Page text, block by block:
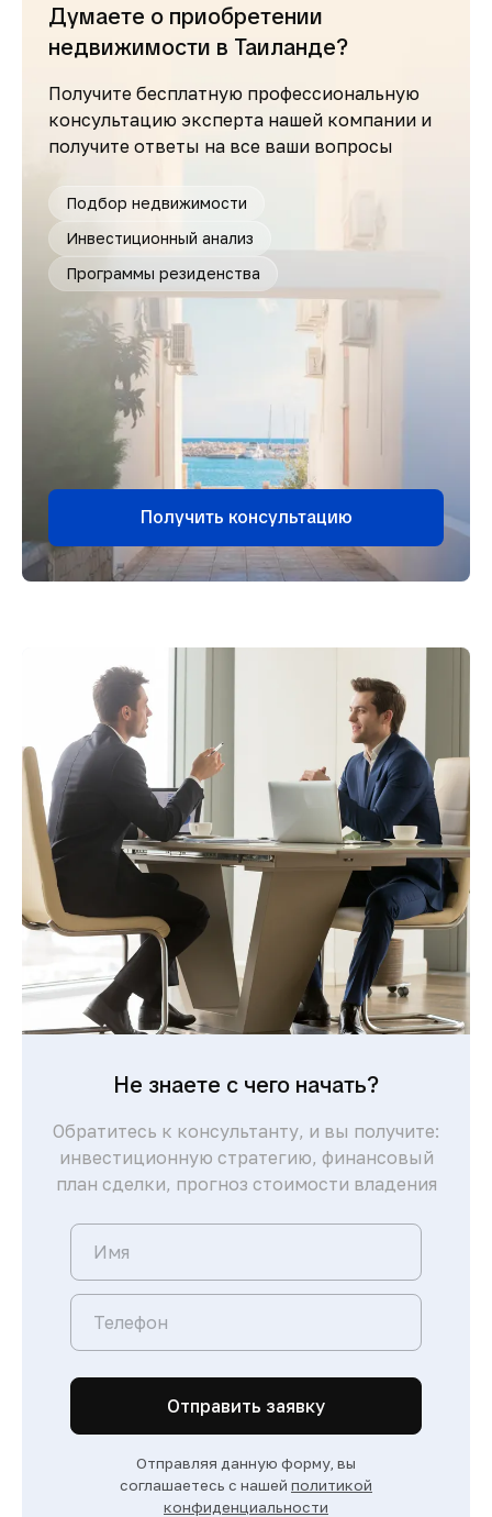
Думаете о приобретении
недвижимости в Таиланде?
Получите бесплатную профессиональную
консультацию эксперта нашей компании и
получите ответы на все ваши вопросы
Подбор недвижимости
Инвестиционный анализ
Программы резиденства
Получить консультацию
Не знаете с чего начать?
Обратитесь к консультанту, и вы получите:
инвестиционную стратегию, финансовый
план сделки, прогноз стоимости владения
Отправить заявку
Отправляя данную форму, вы
соглашаетесь с нашей политикой
конфиденциальности